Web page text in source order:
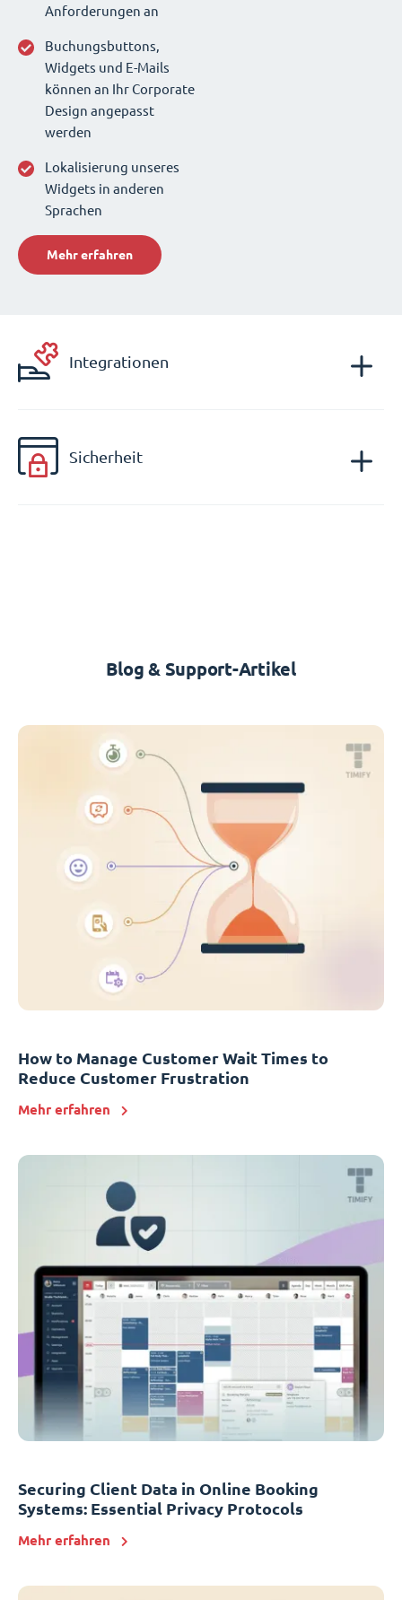
Anforderungen an
Buchungsbuttons,
Widgets und E-Mails
können an Ihr Corporate
Design angepasst
werden
Lokalisierung unseres
Widgets in anderen
Sprachen
Mehr erfahren
Integrationen
Sicherheit
Blog & Support-Artikel
How to Manage Customer Wait Times to
Reduce Customer Frustration
Mehr erfahren
Securing Client Data in Online Booking
Systems: Essential Privacy Protocols
Mehr erfahren